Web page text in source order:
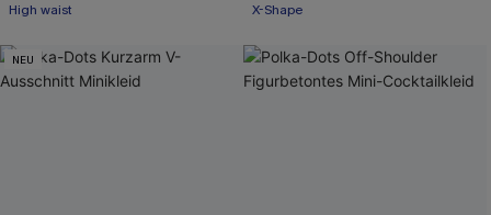
High waist X-Shape
NEU